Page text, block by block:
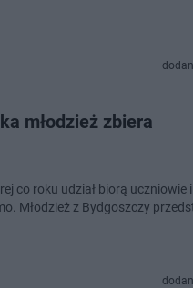
młodzież zbiera
co roku udział biorą uczniowie
Młodzież z Bydgoszczy